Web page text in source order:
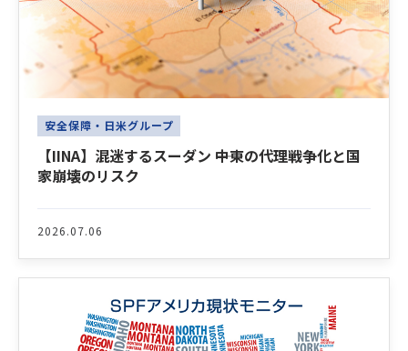
安全保障・日米グループ
【IINA】混迷するスーダン ――中東の代理戦争化と国
家崩壊のリスク
2026.07.06